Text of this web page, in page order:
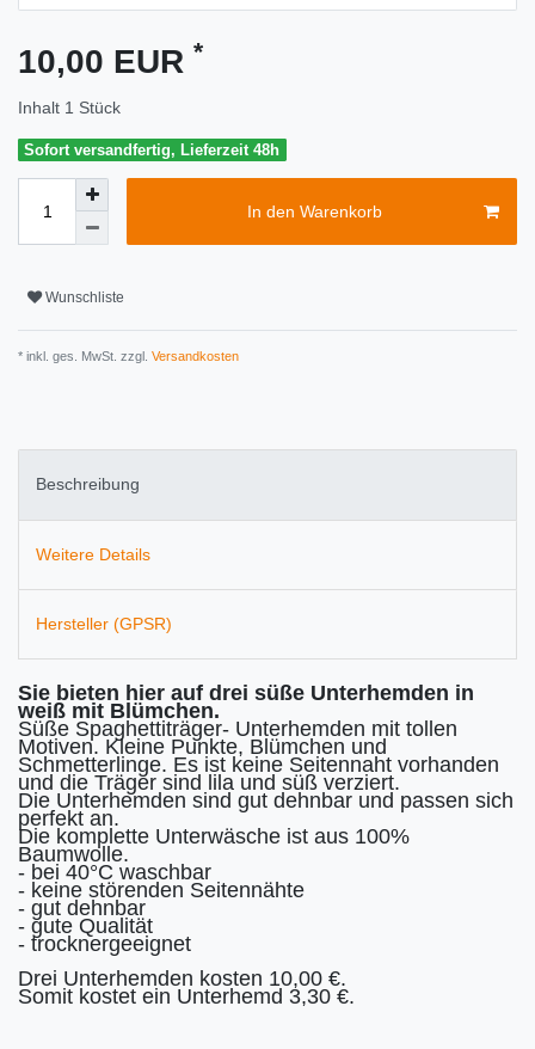
10,00 EUR *
Inhalt 1 Stück
Sofort versandfertig, Lieferzeit 48h
In den Warenkorb
Wunschliste
* inkl. ges. MwSt. zzgl. Versandkosten
Beschreibung
Weitere Details
Hersteller (GPSR)
Sie bieten hier auf drei süße Unterhemden in
weiß mit Blümchen.
Süße Spaghettiträger- Unterhemden mit tollen
Motiven. Kleine Punkte, Blümchen und
Schmetterlinge. Es ist keine Seitennaht vorhanden
und die Träger sind lila und süß verziert.
Die Unterhemden sind gut dehnbar und passen sich
perfekt an.
Die komplette Unterwäsche ist aus 100%
Baumwolle.
- bei 40°C waschbar
- keine störenden Seitennähte
- gut dehnbar
- gute Qualität
- trocknergeeignet
Drei Unterhemden kosten 10,00 €.
Somit kostet ein Unterhemd 3,30 €.